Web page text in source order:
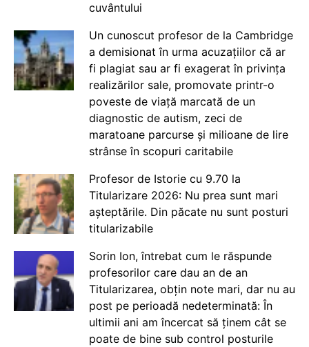
cuvântului
Un cunoscut profesor de la Cambridge
a demisionat în urma acuzațiilor că ar
fi plagiat sau ar fi exagerat în privința
realizărilor sale, promovate printr-o
poveste de viață marcată de un
diagnostic de autism, zeci de
maratoane parcurse și milioane de lire
strânse în scopuri caritabile
Profesor de Istorie cu 9.70 la
Titularizare 2026: Nu prea sunt mari
așteptările. Din păcate nu sunt posturi
titularizabile
Sorin Ion, întrebat cum le răspunde
profesorilor care dau an de an
Titularizarea, obțin note mari, dar nu au
post pe perioadă nedeterminată: În
ultimii ani am încercat să ținem cât se
poate de bine sub control posturile